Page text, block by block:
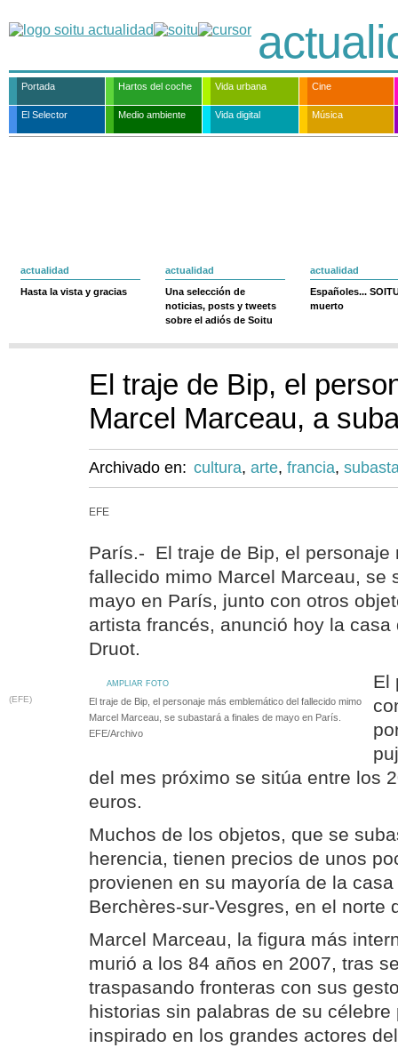
Portada Hartos del coche Vida urbana Cine
El Selector Medio ambiente Vida digital Música
actualidad
Hasta la vista y gracias
actualidad
Una selección de
noticias, posts y tweets
sobre el adiós de Soitu
actualidad
Españoles...
muerto
El traje de Bip, el
Marcel Marceau, a
Archivado en: cultura, arte, francia,
EFE
París.- El traje de Bip, el personaje
fallecido mimo Marcel Marceau, se
mayo en París, junto con otros
artista francés, anunció hoy la
Druot.
AMPLIAR FOTO
(EFE)
El traje de Bip, el personaje más emblemático del fallecido mimo
Marcel Marceau, se subastará a finales de mayo en París.
EFE/Archivo
El
del mes próximo se sitúa entre los
euros.
Muchos de los objetos, que se
herencia, tienen precios de unos
provienen en su mayoría de la
Berchères-sur-Vesgres, en el norte
Marcel Marceau, la figura más
murió a los 84 años en 2007, tras
traspasando fronteras con sus
historias sin palabras de su célebre
inspirado en los grandes actores